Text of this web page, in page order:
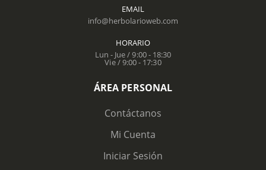
EMAIL
info@herbolarioweb.com
HORARIO
Lun - Jue / 9:00 - 18:30
Vie / 9:00 - 17:30
ÁREA PERSONAL
Contáctanos
Mi Cuenta
Iniciar Sesión